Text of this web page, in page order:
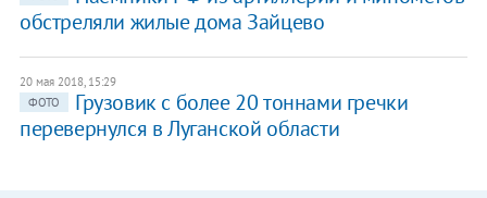
обстреляли жилые дома Зайцево
20 мая 2018, 15:29
ФОТО
Грузовик с более 20 тоннами гречки
перевернулся в Луганской области